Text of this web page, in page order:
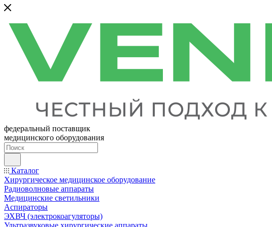
федеральный поставщик
медицинского оборудования
Каталог
Хирургическое медицинское оборудование
Радиоволновые аппараты
Медицинские светильники
Аспираторы
ЭХВЧ (электрокоагуляторы)
Ультразвуковые хирургические аппараты